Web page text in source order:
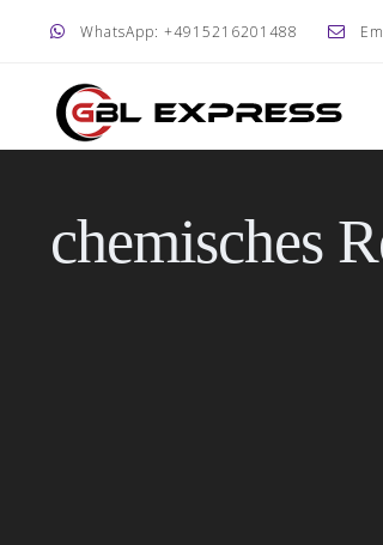
WhatsApp: +4915216201488
chemisches